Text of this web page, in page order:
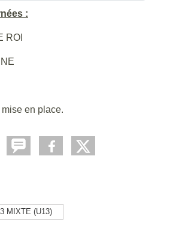
:
ROI
en place.
MIXTE (U13)